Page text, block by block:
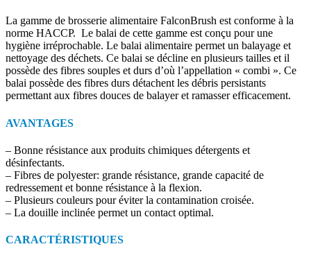
La gamme de brosserie alimentaire FalconBrush est conforme à la
norme HACCP. Le balai de cette gamme est conçu pour une
hygiène irréprochable. Le balai alimentaire permet un balayage et
nettoyage des déchets. Ce balai se décline en plusieurs tailles et il
possède des fibres souples et durs d’où l’appellation « combi ». Ce
balai possède des fibres durs détachent les débris persistants
permettant aux fibres douces de balayer et ramasser efficacement.
AVANTAGES
– Bonne résistance aux produits chimiques détergents et
désinfectants.
– Fibres de polyester: grande résistance, grande capacité de
redressement et bonne résistance à la flexion.
– Plusieurs couleurs pour éviter la contamination croisée.
– La douille inclinée permet un contact optimal.
CARACTÉRISTIQUES